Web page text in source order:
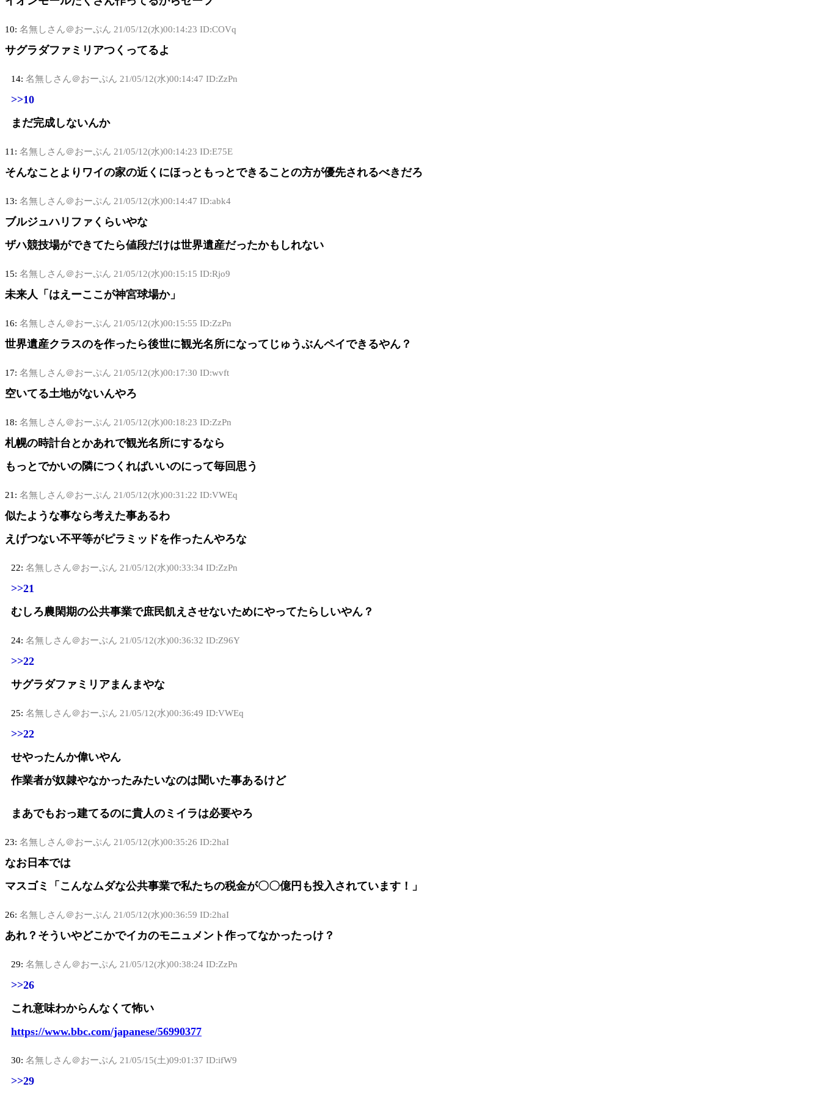
10: 名無しさん＠おーぷん 21/05/12(水)00:14:23 ID:COVq
サグラダファミリアつくってるよ
14: 名無しさん＠おーぷん 21/05/12(水)00:14:47 ID:ZzPn
>>10
まだ完成しないんか
11: 名無しさん＠おーぷん 21/05/12(水)00:14:23 ID:E75E
そんなことよりワイの家の近くにほっともっとできることの方が優先されるべきだろ
13: 名無しさん＠おーぷん 21/05/12(水)00:14:47 ID:abk4
ブルジュハリファくらいやな
ザハ競技場ができてたら値段だけは世界遺産だったかもしれない
15: 名無しさん＠おーぷん 21/05/12(水)00:15:15 ID:Rjo9
未来人「はえーここが神宮球場か」
16: 名無しさん＠おーぷん 21/05/12(水)00:15:55 ID:ZzPn
世界遺産クラスのを作ったら後世に観光名所になってじゅうぶんペイできるやん？
17: 名無しさん＠おーぷん 21/05/12(水)00:17:30 ID:wvft
空いてる土地がないんやろ
18: 名無しさん＠おーぷん 21/05/12(水)00:18:23 ID:ZzPn
札幌の時計台とかあれで観光名所にするなら
もっとでかいの隣につくればいいのにって毎回思う
21: 名無しさん＠おーぷん 21/05/12(水)00:31:22 ID:VWEq
似たような事なら考えた事あるわ
えげつない不平等がピラミッドを作ったんやろな
22: 名無しさん＠おーぷん 21/05/12(水)00:33:34 ID:ZzPn
>>21
むしろ農閑期の公共事業で庶民飢えさせないためにやってたらしいやん？
24: 名無しさん＠おーぷん 21/05/12(水)00:36:32 ID:Z96Y
>>22
サグラダファミリアまんまやな
25: 名無しさん＠おーぷん 21/05/12(水)00:36:49 ID:VWEq
>>22
せやったんか偉いやん
作業者が奴隷やなかったみたいなのは聞いた事あるけど
まあでもおっ建てるのに貴人のミイラは必要やろ
23: 名無しさん＠おーぷん 21/05/12(水)00:35:26 ID:2haI
なお日本では
マスゴミ「こんなムダな公共事業で私たちの税金が〇〇億円も投入されています！」
26: 名無しさん＠おーぷん 21/05/12(水)00:36:59 ID:2haI
あれ？そういやどこかでイカのモニュメント作ってなかったっけ？
29: 名無しさん＠おーぷん 21/05/12(水)00:38:24 ID:ZzPn
>>26
これ意味わからんなくて怖い
https://www.bbc.com/japanese/56990377
30: 名無しさん＠おーぷん 21/05/15(土)09:01:37 ID:ifW9
>>29